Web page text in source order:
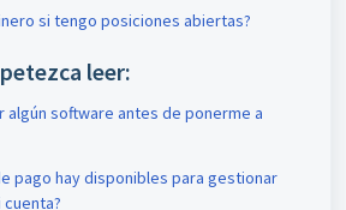
si tengo posiciones abiertas?
leer:
algún software antes de ponerme a
pago hay disponibles para gestionar